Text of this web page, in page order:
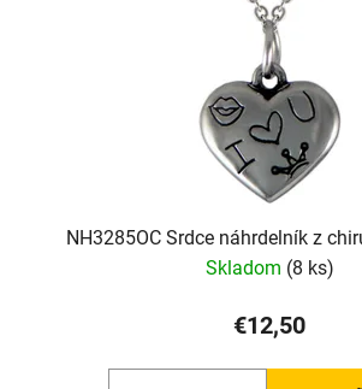
NH3285OC Srdce náhrdelník z
Skladom (8 ks)
€12,50